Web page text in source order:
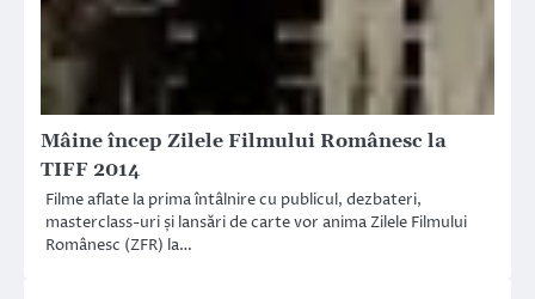
Mâine încep Zilele Filmului Românesc la
TIFF 2014
Filme aflate la prima întâlnire cu publicul, dezbateri,
masterclass-uri și lansări de carte vor anima Zilele Filmului
Românesc (ZFR) la…